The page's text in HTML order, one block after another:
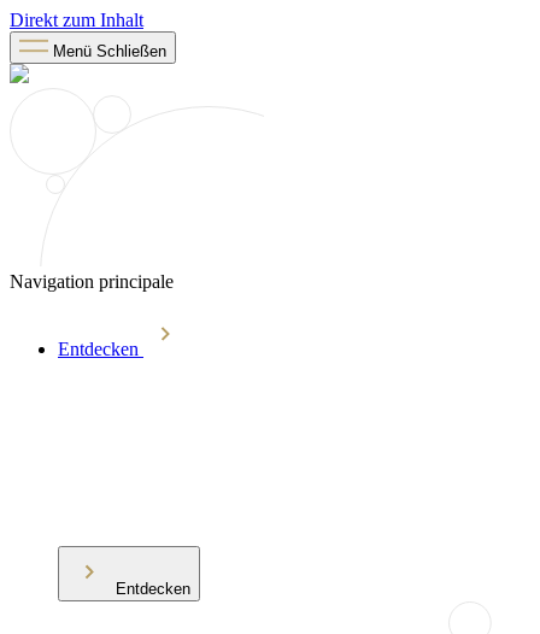
Direkt zum Inhalt
Menü Schließen
Navigation principale
Entdecken
Entdecken